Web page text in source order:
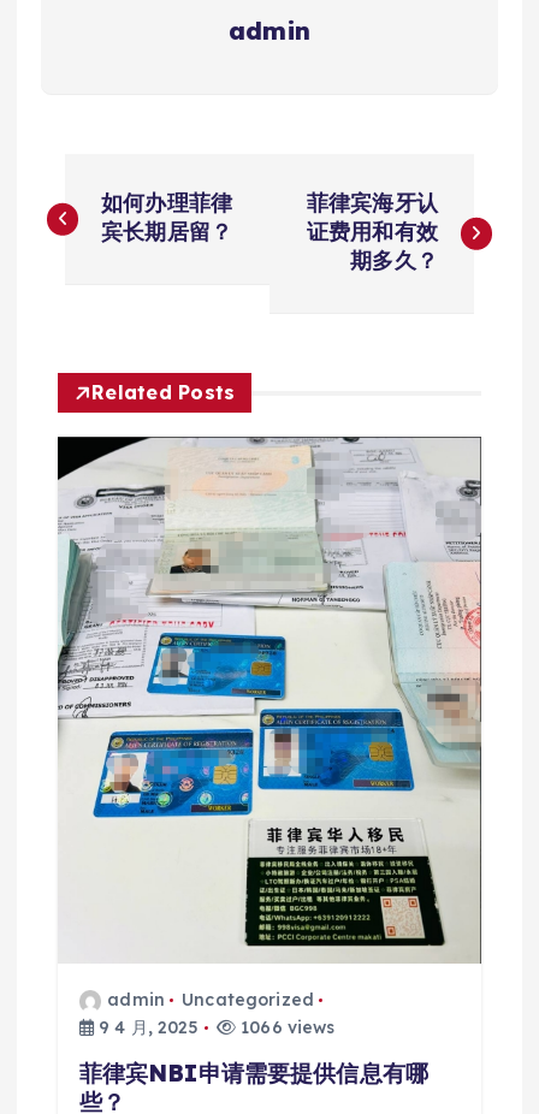
admin
章
航
如何办理菲律
宾长期居留？
菲律宾海牙认
证费用和有效
期多久？
Related Posts
admin
Uncategorized
9 4 月, 2025
1066 views
菲律宾NBI申请需要提供信息有哪
些？